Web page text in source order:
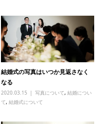
結婚式の写真はいつか見返さなく
なる
2020.03.15 写真について,結婚につい
て,結婚式について